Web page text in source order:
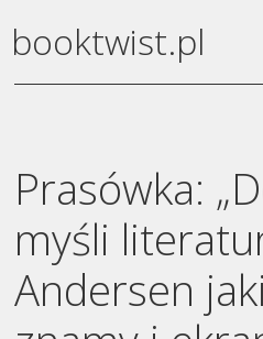
booktwist.pl
Prasówka:
myśli
Andersen